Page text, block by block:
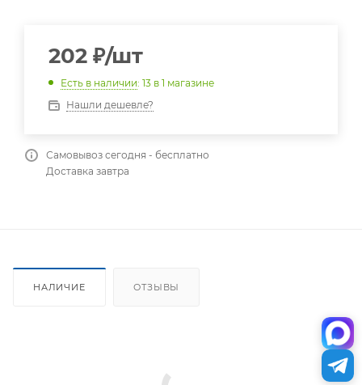
202 ₽/шт
Есть в наличии: 13 в 1 магазине
Нашли дешевле?
Самовывоз сегодня - бесплатно
Доставка завтра
НАЛИЧИЕ ОТЗЫВЫ